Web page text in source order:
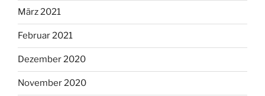
März 2021
Februar 2021
Dezember 2020
November 2020